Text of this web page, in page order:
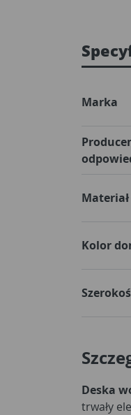
Marka
Kolor
Deska
trwały